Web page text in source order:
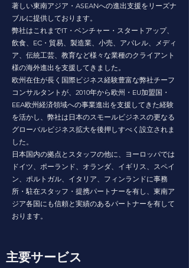
著しい東南アジア・ASEANへの進出支援をリーズナ
ブルに提供しております。
弊社はこれまでIT・ベンチャー・スタートアップ、
飲食、EC・貿易、製造業、小売、アパレル、メディ
ア、伝統工芸、教育など様々な業種のクライアント
様の海外進出を支援してきました。
欧州在住が長く国際ビジネス経験豊富な弊社チーフ
コンサルタントが、2010年から欧州・EU加盟国・
EEA欧州経済領域への事業進出を支援してきた経験
を活かし、弊社は日本のスモールビジネスの更なる
グローバルビジネス拡大を後押しすべく設立されま
した。
日本国内の拠点とスタッフの他に、ヨーロッパでは
ドイツ、ポーランド、オランダ、イギリス、スペイ
ン、ポルトガル、イタリア、フィンランドに事務
所・駐在スタッフ・提携パートナーを有し、東南ア
ジア各国にも信頼と実績のあるパートナーを有して
おります。
主要サービス